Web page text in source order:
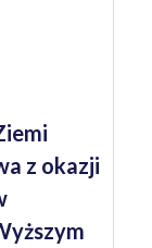
z okazji